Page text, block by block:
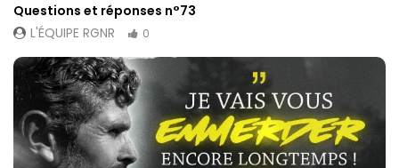
Questions et réponses n°73
L'ÉQUIPE RGNR
0